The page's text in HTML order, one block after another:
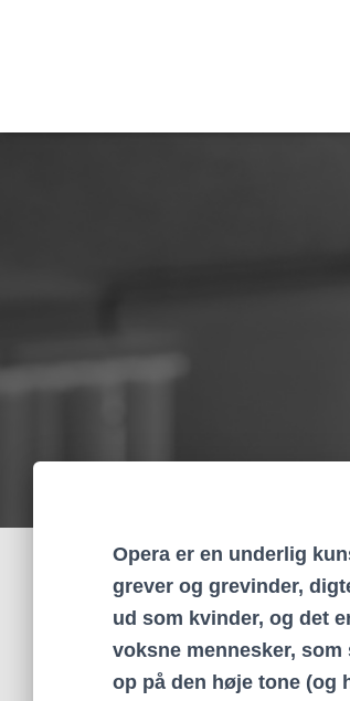
Opera er en underlig
grever og grevinder,
ud som kvinder, og det
voksne mennesker,
op på den høje tone